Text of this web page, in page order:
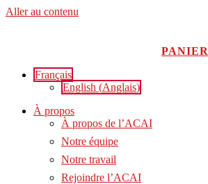
Aller au contenu
PANIER
Français
English (Anglais)
À propos
À propos de l’ACAI
Notre équipe
Notre travail
Rejoindre l’ACAI